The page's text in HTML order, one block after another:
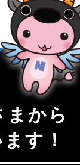
す！